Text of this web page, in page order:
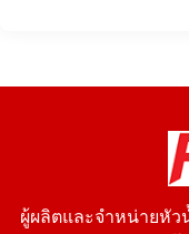
ผู้ผลิตและจำหน่ายหั